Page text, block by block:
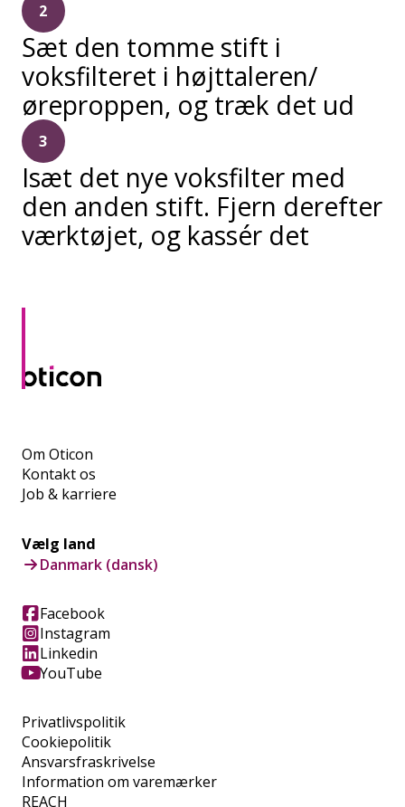
2
Sæt den tomme stift i
voksfilteret i højttaleren/
øreproppen, og træk det ud
3
Isæt det nye voksfilter med
den anden stift. Fjern derefter
værktøjet, og kassér det
Om Oticon
Kontakt os
Job & karriere
Privatlivspolitik
Cookiepolitik
Ansvarsfraskrivelse
Information om varemærker
REACH
Vælg land
Danmark (dansk)
Facebook
Instagram
Linkedin
YouTube